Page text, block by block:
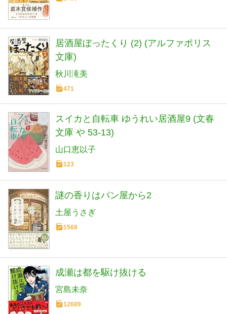
居酒屋ぼったくり (2) (アルファポリス
文庫)
秋川滝美
471
スイカと自転車 ゆうれい居酒屋9 (文春
文庫 や 53-13)
山口恵以子
123
謎の香りはパン屋から2
土屋うさぎ
1568
成瀬は都を駆け抜ける
宮島未奈
12689